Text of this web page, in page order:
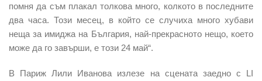
помня да съм плакал толкова много, колкото в последните
два часа. Този месец, в който се случиха много хубави
неща за имиджа на България, най-прекрасното нещо, което
може да го завърши, е този 24 май“.
В Париж Лили Иванова излезе на сцената заедно с LI